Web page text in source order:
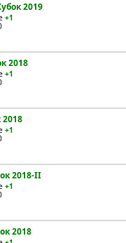
2019
+1
2018
+1
+1
2018-II
+1
2018